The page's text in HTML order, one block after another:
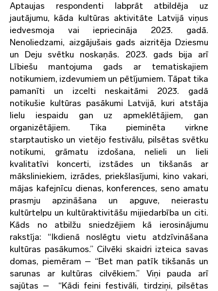
Aptaujas respondenti labprāt atbildēja uz
jautājumu, kāda kultūras aktivitāte Latvijā viņus
iedvesmoja vai iepriecināja 2023. gadā.
Nenoliedzami, aizgājušais gads aizritēja Dziesmu
un Deju svētku noskaņās. 2023. gads bija arī
Lībiešu mantojuma gads ar tematiskajiem
notikumiem, izdevumiem un pētījumiem. Tāpat tika
pamanīti un izcelti neskaitāmi 2023. gadā
notikušie kultūras pasākumi Latvijā, kuri atstāja
lielu iespaidu gan uz apmeklētājiem, gan
organizētājiem. Tika pieminēta virkne
starptautisko un vietējo festivālu, pilsētas svētku
notikumi, grāmatu izdošana, nelieli un lieli
kvalitatīvi koncerti, izstādes un tikšanās ar
māksliniekiem, izrādes, priekšlasījumi, kino vakari,
mājas kafejnīcu dienas, konferences, seno amatu
prasmju apzināšana un apguve, neierastu
kultūrtelpu un kultūraktivitāšu mijiedarbība un citi.
Kāds no atbilžu sniedzējiem kā ierosinājumu
rakstīja: “Ikdienā noslēgtu vietu atdzīvināšana
kultūras pasākumos.” Cilvēki skaidri izteica savas
domas, piemēram – “Bet man patīk tikšanās un
sarunas ar kultūras cilvēkiem.” Viņi pauda arī
sajūtas – “Kādi feini festivāli, tirdziņi, pilsētas